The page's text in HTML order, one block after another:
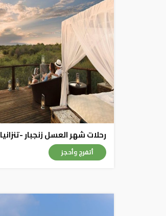
رحلات شهر العسل زنجبار -تنزانيا
أتفرج وأحجز